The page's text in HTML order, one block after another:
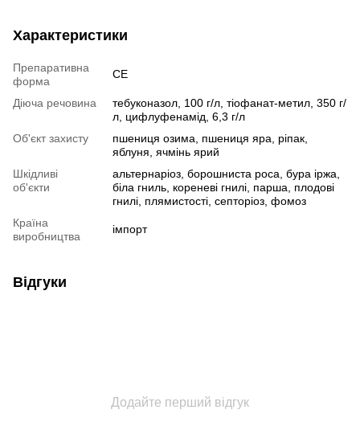
Характеристики
Препаративна
форма
СЕ
Діюча речовина
тебуконазол, 100 г/л, тіофанат-метил, 350 г/
л, цифлуфенамід, 6,3 г/л
Об'єкт захисту
пшениця озима, пшениця яра, ріпак,
яблуня, ячмінь ярий
Шкідливі
об'єкти
альтернаріоз, борошниста роса, бура іржа,
біла гниль, кореневі гнилі, парша, плодові
гнилі, плямистості, септоріоз, фомоз
Країна
виробництва
імпорт
Відгуки
Додайте перший відгук